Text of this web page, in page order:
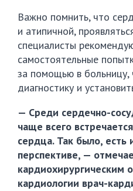
Важно помнить, что
и атипичной,
специалисты
самостоятельные
за помощью в больницу,
диагностику и
— Среди сердечно-
чаще всего
сердца. Так было, есть
перспективе, —
кардиологии врач-